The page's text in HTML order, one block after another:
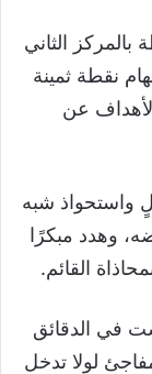
مانشستر سيتي 60 نقطة بالمركز الثاني
نقطة ثمينة
بفارق الأهداف عن
واستحواذ شبه
وهدد مبكرًا
القائم.
في الدقائق
لولا تدخل